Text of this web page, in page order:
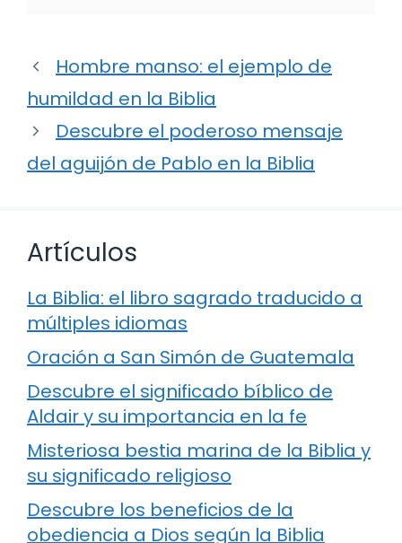
Hombre manso: el ejemplo de
humildad en la Biblia
Descubre el poderoso mensaje
del aguijón de Pablo en la Biblia
Artículos
La Biblia: el libro sagrado traducido a
múltiples idiomas
Oración a San Simón de Guatemala
Descubre el significado bíblico de
Aldair y su importancia en la fe
Misteriosa bestia marina de la Biblia y
su significado religioso
Descubre los beneficios de la
obediencia a Dios según la Biblia